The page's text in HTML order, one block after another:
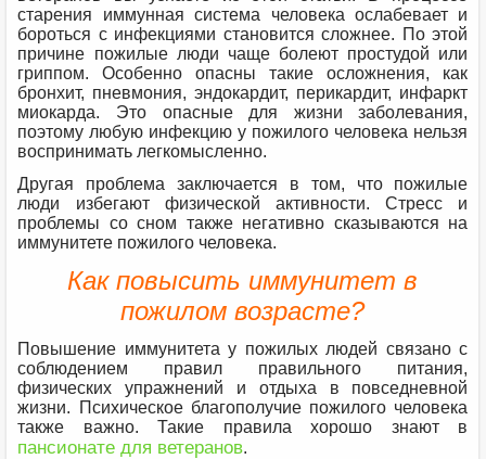
старения иммунная система человека ослабевает и
бороться с инфекциями становится сложнее. По этой
причине пожилые люди чаще болеют простудой или
гриппом. Особенно опасны такие осложнения, как
бронхит, пневмония, эндокардит, перикардит, инфаркт
миокарда. Это опасные для жизни заболевания,
поэтому любую инфекцию у пожилого человека нельзя
воспринимать легкомысленно.
Другая проблема заключается в том, что пожилые
люди избегают физической активности. Стресс и
проблемы со сном также негативно сказываются на
иммунитете пожилого человека.
Как повысить иммунитет в
пожилом возрасте?
Повышение иммунитета у пожилых людей связано с
соблюдением правил правильного питания,
физических упражнений и отдыха в повседневной
жизни. Психическое благополучие пожилого человека
также важно. Такие правила хорошо знают в
пансионате для ветеранов.